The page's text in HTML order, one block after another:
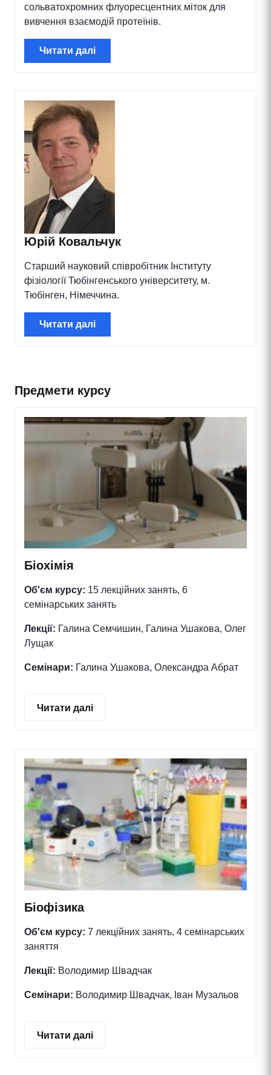
сольватохромних флуоресцентних міток для
вивчення взаємодій протеїнів.
Читати далі
Юрій Ковальчук
Старший науковий співробітник Інституту
фізіології Тюбінгенського університету, м.
Тюбінген, Німеччина.
Читати далі
Предмети курсу
Біохімія
Об'єм курсу: 15 лекційних занять, 6
семінарських занять
Лекції: Галина Семчишин, Галина Ушакова, Олег
Лущак
Семінари: Галина Ушакова, Олександра Абрат
Читати далі
Біофізика
Об'єм курсу: 7 лекційних занять, 4 семінарських
заняття
Лекції: Володимир Швадчак
Семінари: Володимир Швадчак, Іван Музальов
Читати далі